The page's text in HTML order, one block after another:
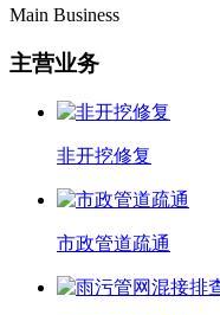
Main Business
主营业务
非开挖修复
市政管道疏通